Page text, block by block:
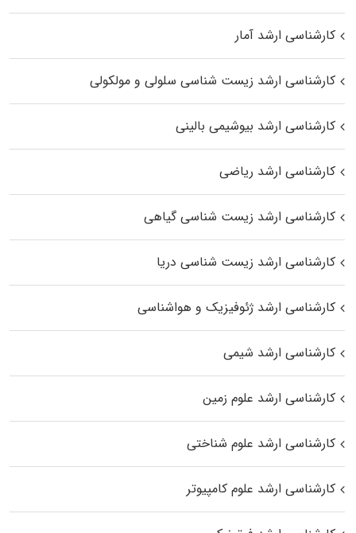
کارشناسی ارشد آمار
کارشناسی ارشد زیست شناسی سلولی و مولکولی
کارشناسی ارشد بیوشیمی بالینی
کارشناسی ارشد ریاضی
کارشناسی ارشد زیست‌ شناسی گیاهی
کارشناسی ارشد زیست‌ شناسی دریا
کارشناسی ارشد ژئوفیزیک و هواشناسی
کارشناسی ارشد شیمی
کارشناسی ارشد علوم زمین
کارشناسی ارشد علوم شناختی
کارشناسی ارشد علوم کامپیوتر